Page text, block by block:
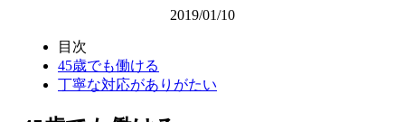
2019/01/10
目次
45歳でも働ける
丁寧な対応がありがたい